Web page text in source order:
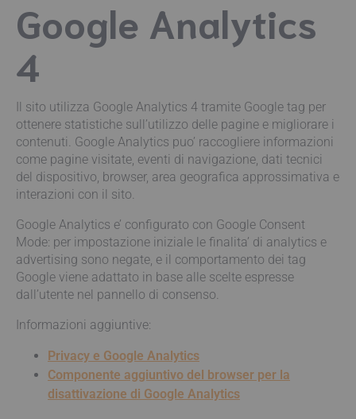
Google Analytics
4
Il sito utilizza Google Analytics 4 tramite Google tag per
ottenere statistiche sull’utilizzo delle pagine e migliorare i
contenuti. Google Analytics puo’ raccogliere informazioni
come pagine visitate, eventi di navigazione, dati tecnici
del dispositivo, browser, area geografica approssimativa e
interazioni con il sito.
Google Analytics e’ configurato con Google Consent
Mode: per impostazione iniziale le finalita’ di analytics e
advertising sono negate, e il comportamento dei tag
Google viene adattato in base alle scelte espresse
dall’utente nel pannello di consenso.
Informazioni aggiuntive:
Privacy e Google Analytics
Componente aggiuntivo del browser per la
disattivazione di Google Analytics